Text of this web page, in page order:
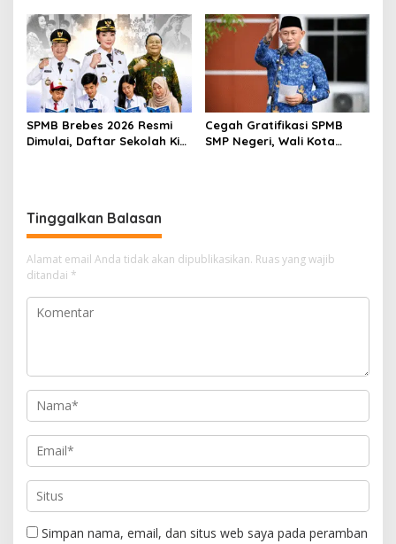
Penyusunan Modul Ajar
bagi Guru RA
SPMB Brebes 2026 Resmi
Dimulai, Daftar Sekolah Kini
Cegah Gratifikasi SPMB
SMP Negeri, Wali Kota
Tinggalkan Balasan
Alamat email Anda tidak akan dipublikasikan. Ruas yang wajib
ditandai *
Simpan nama, email, dan situs web saya pada peramban